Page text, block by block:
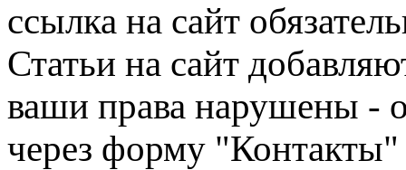
ссылка на сайт
Статьи на сайт
ваши права нарушены -
через форму "Контакты"